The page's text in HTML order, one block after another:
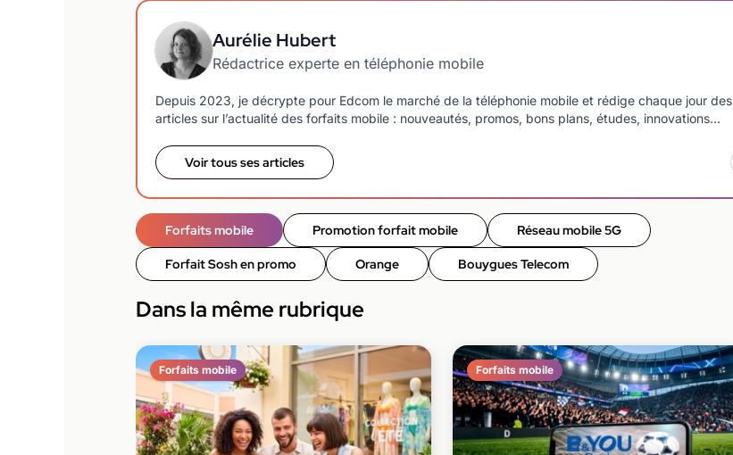
Aurélie Hubert
Rédactrice experte en téléphonie mobile
Depuis 2023, je décrypte pour Edcom le marché de la téléphonie mobile et rédige chaque jour des
articles sur l’actualité des forfaits mobile : nouveautés, promos, bons plans, études, innovations…
Voir tous ses articles
Forfaits mobile Promotion forfait mobile Réseau mobile 5G
Forfait Sosh en promo Orange Bouygues Telecom
Dans la même rubrique
Forfaits mobile Forfaits mobile